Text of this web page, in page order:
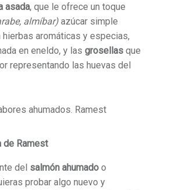
asada, que le ofrece un toque
almíbar) azúcar simple
hierbas aromáticas y especias,
en eneldo, y las grosellasque
representando las huevas del
de Ramest
del salmón ahumadoo
probar algo nuevo y